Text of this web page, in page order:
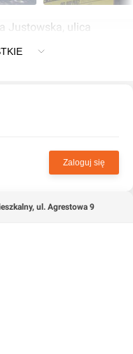
Justowska, ulica
Zaloguj się
ul. Agrestowa 9